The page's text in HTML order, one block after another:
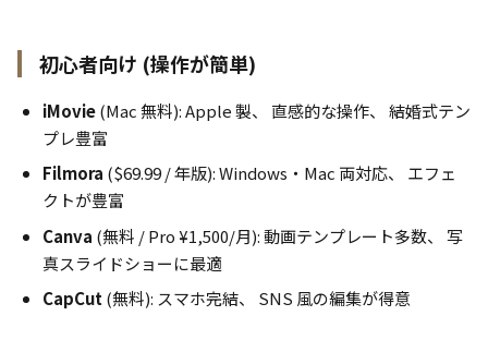
初心者向け (操作が簡単)
iMovie(Mac 無料): Apple 製、 直感的な操作、 結婚式テン
プレ豊富
Filmora ($69.99 / 年版): Windows・Mac 両対応、 エフェ
クトが豊富
Canva (無料 / Pro ¥1,500/月): 動画テンプレート多数、 写
真スライドショーに最適
CapCut(無料): スマホ完結、 SNS 風の編集が得意